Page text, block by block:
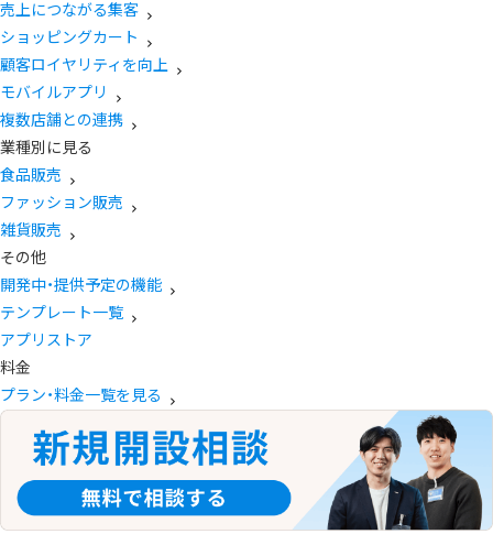
売上につながる集客
ショッピングカート
顧客ロイヤリティを向上
モバイルアプリ
複数店舗との連携
業種別に見る
食品販売
ファッション販売
雑貨販売
その他
開発中・提供予定の機能
テンプレート一覧
アプリストア
料金
プラン・料金一覧を見る